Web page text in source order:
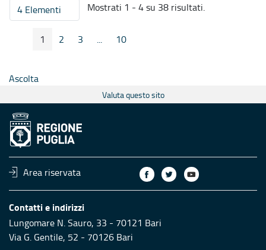
4 ElementiPer pagina
Mostrati 1 - 4 su 38 risultati.
Pagina Precedente
Pagina
1 Pagina
2 Pagina
3 ...
Pagine intermedie
Pagina
10
Ascolta
Valuta questo sito
Area riservata
Contatti e indirizzi
Lungomare N. Sauro, 33 - 70121 Bari
Via G. Gentile, 52 - 70126 Bari